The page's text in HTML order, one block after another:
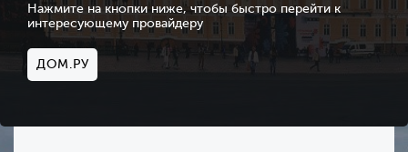
Нажмите на кнопки ниже, чтобы быстро перейти к
интересующему провайдеру
ДОМ.РУ